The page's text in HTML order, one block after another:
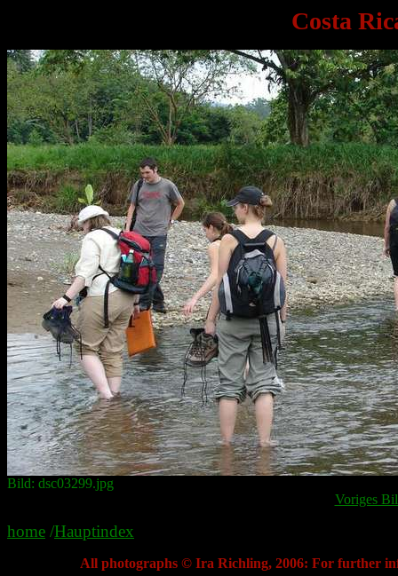
Costa
Bild: dsc03299.jpg
Voriges
home /Hauptindex
All photographs © Ira Richling, 2006: For further